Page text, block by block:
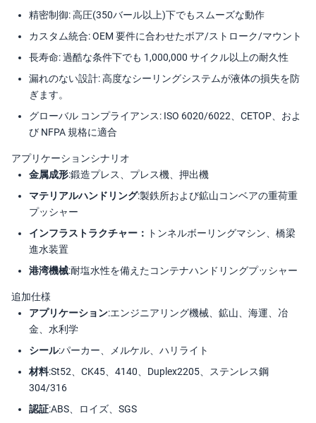
精密制御: 高圧(350バール以上)下でもスムーズな動作
カスタム統合: OEM 要件に合わせたボア/ストローク/マウント
長寿命: 過酷な条件下でも 1,000,000 サイクル以上の耐久性
漏れのない設計: 高度なシーリングシステムが液体の損失を防
ぎます。
グローバル コンプライアンス: ISO 6020/6022、CETOP、およ
び NFPA 規格に適合
アプリケーションシナリオ
金属成形:鍛造プレス、プレス機、押出機
マテリアルハンドリング:製鉄所および鉱山コンベアの重荷重
プッシャー
インフラストラクチャー：
トンネルボーリングマシン、橋梁
進水装置
港湾機械:耐塩水性を備えたコンテナハンドリングプッシャー
追加仕様
アプリケーション:エンジニアリング機械、鉱山、海運、冶
金、水利学
シール:パーカー、メルケル、ハリライト
材料:St52、CK45、4140、Duplex2205、ステンレス鋼
304/316
認証:ABS、ロイズ、SGS